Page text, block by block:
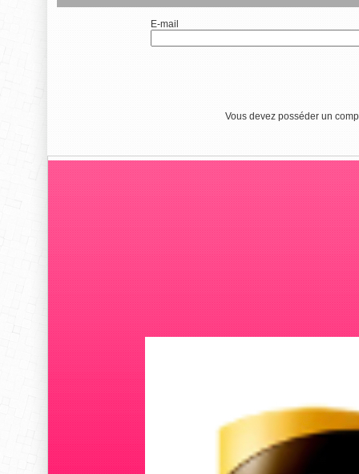
E-mail
Vous devez posséder un